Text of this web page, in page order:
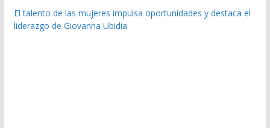
El talento de las mujeres impulsa oportunidades y destaca el
liderazgo de Giovanna Ubidia